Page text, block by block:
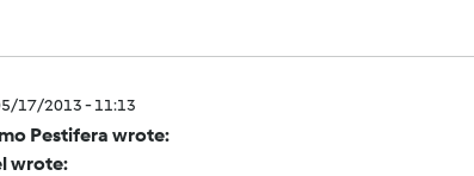
17/2013 - 11:13
Pestifera wrote:
wrote: